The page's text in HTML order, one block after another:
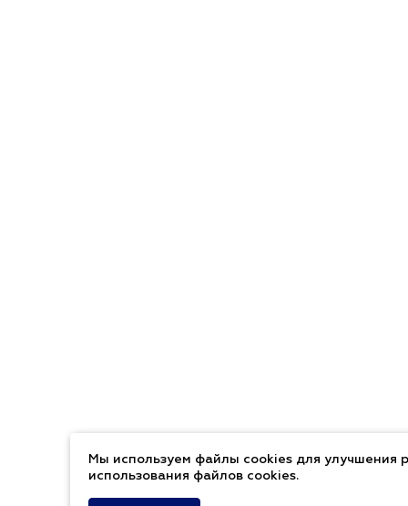
Мы используем файлы cookies для улучшения
использования файлов cookies.